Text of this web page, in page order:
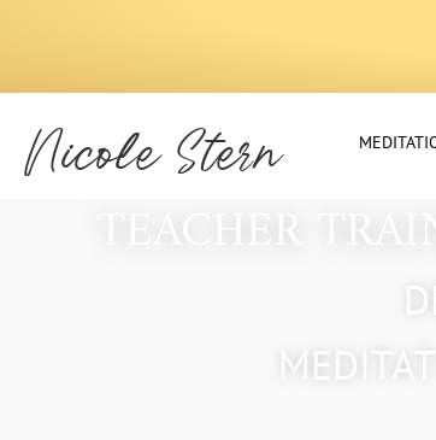
Nicole Stern
TEACHER